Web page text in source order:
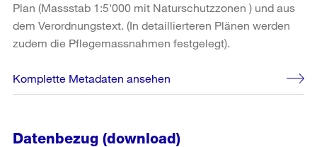
Plan (Massstab 1:5'000 mit Naturschutzzonen ) und aus
dem Verordnungstext. (In detaillierteren Plänen werden
zudem die Pflegemassnahmen festgelegt).
Komplette Metadaten ansehen
Datenbezug (download)